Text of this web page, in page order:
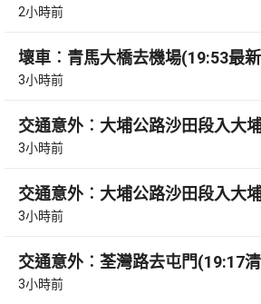
2小時前
壞車︰青馬大橋去機場(19:53最
3小時前
交通意外︰大埔公路沙田段入大
3小時前
交通意外︰大埔公路沙田段入大
3小時前
交通意外︰荃灣路去屯門(19:17
3小時前